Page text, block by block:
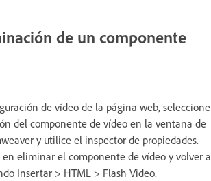
de un componente
de vídeo de la página web, seleccione
del componente de vídeo en la ventana de
y utilice el inspector de propiedades.
eliminar el componente de vídeo y volver a
Insertar > HTML > Flash Video.